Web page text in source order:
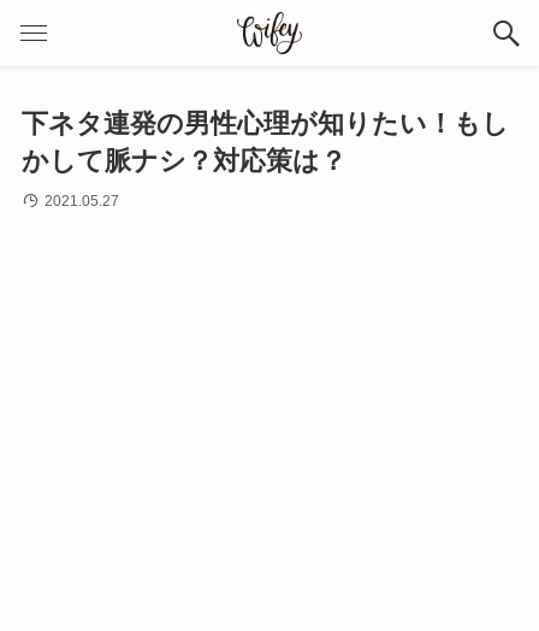
下ネタ連発の男性心理が知りたい！もし
かして脈ナシ？対応策は？
2021.05.27